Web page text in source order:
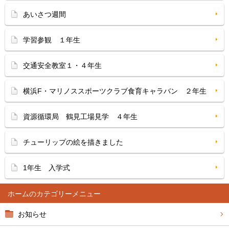
ホーム
お知らせ
あいさつ週間
学習参観 １年生
交通安全教室１・４年生
横浜F・マリノススポーツクラブ食育キャラバン ２年生
資源循環局 鶴見工場見学 ４年生
チューリップの絵を描きました
1年生 入学式